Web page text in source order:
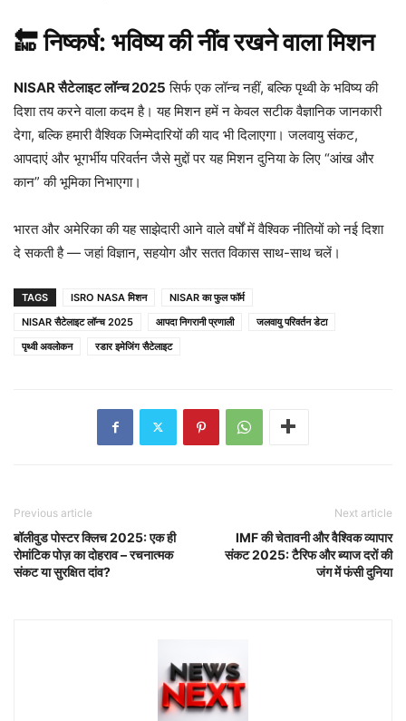
🔚 निष्कर्ष: भविष्य की नींव रखने वाला मिशन
NISAR सैटेलाइट लॉन्च 2025 सिर्फ एक लॉन्च नहीं, बल्कि पृथ्वी के भविष्य की
दिशा तय करने वाला कदम है। यह मिशन हमें न केवल सटीक वैज्ञानिक जानकारी
देगा, बल्कि हमारी वैश्विक जिम्मेदारियों की याद भी दिलाएगा। जलवायु संकट,
आपदाएं और भूगर्भीय परिवर्तन जैसे मुद्दों पर यह मिशन दुनिया के लिए “आंख और
कान” की भूमिका निभाएगा।
भारत और अमेरिका की यह साझेदारी आने वाले वर्षों में वैश्विक नीतियों को नई दिशा
दे सकती है — जहां विज्ञान, सहयोग और सतत विकास साथ-साथ चलें।
TAGS ISRO NASA मिशन
NISAR का फुल फॉर्म
NISAR सैटेलाइट लॉन्च 2025
आपदा निगरानी प्रणाली
जलवायु परिवर्तन डेटा
पृथ्वी अवलोकन
रडार इमेजिंग सैटेलाइट
Previous article
बॉलीवुड पोस्टर क्लिच 2025: एक ही
रोमांटिक पोज़ का दोहराव – रचनात्मक
संकट या सुरक्षित दांव?
Next article
IMF की चेतावनी और वैश्विक व्यापार
संकट 2025: टैरिफ और ब्याज दरों की
जंग में फंसी दुनिया